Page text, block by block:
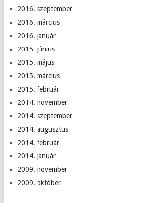
2016. szeptember
2016. március
2016. január
2015. június
2015. május
2015. március
2015. február
2014. november
2014. szeptember
2014. augusztus
2014. február
2014. január
2009. november
2009. október